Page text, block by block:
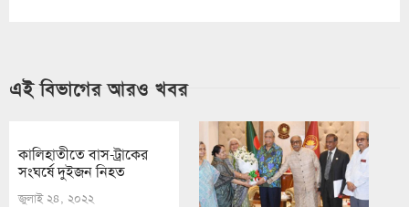
এই বিভাগের আরও খবর
কালিহাতীতে বাস-ট্রাকের
সংঘর্ষে দুইজন নিহত
জুলাই ২৪, ২০২২